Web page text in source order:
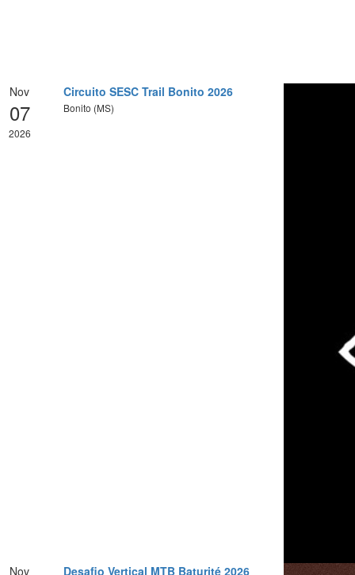
Nov
07
2026
Circuito SESC Trail Bonito 2026
Bonito (MS)
Nov Desafio Vertical MTB Baturité 2026